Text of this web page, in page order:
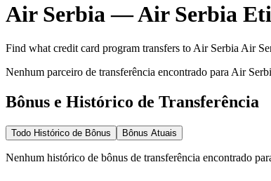
Air Serbia —Air Serbia
Find what credit card program transfers toAir SerbiaAir
Nenhum parceiro de transferência encontrado para Air
Bônus e Histórico de Transferência
Todo Histórico de Bônus Bônus Atuais
Nenhum histórico de bônus de transferência encontrado